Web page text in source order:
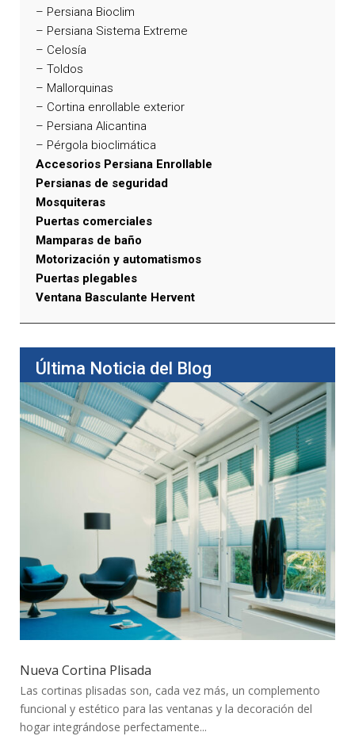
– Persiana Bioclim
– Persiana Sistema Extreme
– Celosía
– Toldos
– Mallorquinas
– Cortina enrollable exterior
– Persiana Alicantina
– Pérgola bioclimática
Accesorios Persiana Enrollable
Persianas de seguridad
Mosquiteras
Puertas comerciales
Mamparas de baño
Motorización y automatismos
Puertas plegables
Ventana Basculante Hervent
Última Noticia del Blog
Nueva Cortina Plisada
Las cortinas plisadas son, cada vez más, un complemento
funcional y estético para las ventanas y la decoración del
hogar integrándose perfectamente...